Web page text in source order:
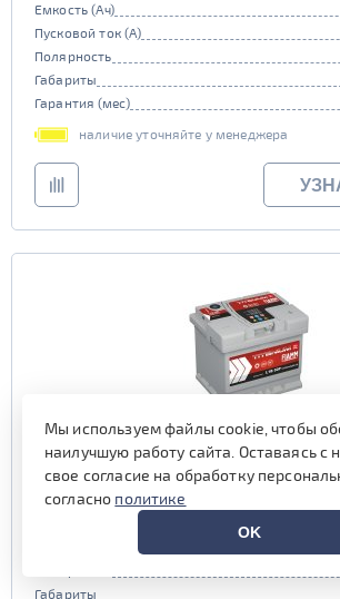
Емкость (Ач)
Пусковой ток (А)
Полярность
Габариты
Гарантия (мес)
наличие уточняйте у менеджера
FIAMM TITANIUM PRO 50 обр
Пусковой ток (А)
Габариты
Мы используем файлы cookie, чтобы
наилучшую работу сайта. Оставаясь с
свое согласие на обработку
согласно политике
OK